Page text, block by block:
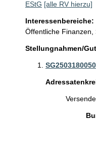
EStG [alle RV hierzu]
Interessenbereiche:
Öffentliche Finanzen,
Stellungnahmen/
SG2503180050